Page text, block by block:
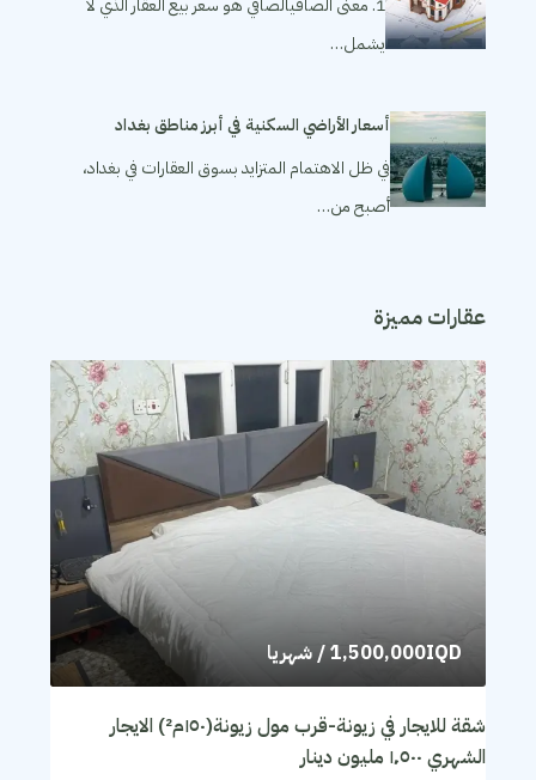
1. معنى الصافيالصافي هو سعر بيع العقار الذي لا
يشمل…
أسعار الأراضي السكنية في أبرز مناطق بغداد
في ظل الاهتمام المتزايد بسوق العقارات في بغداد،
أصبح من…
عقارات مميزة
1,500,000IQD/ شهريا
شقة للايجار في زيونة-قرب مول زيونة(١٥٠م²) الايجار
الشهري ١٬٥٠٠ مليون دينار